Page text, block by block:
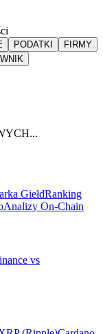
PODATKI
FIRMY
GiełdRanking
Analizy On-Chain
vs